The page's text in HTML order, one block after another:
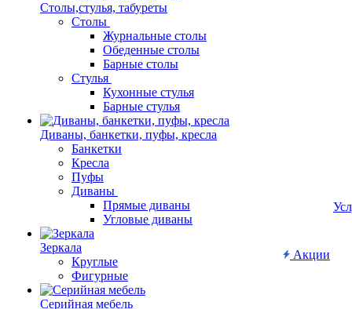
Столы,стулья, табуреты
Столы
Журнальные столы
Обеденные столы
Барные столы
Стулья
Кухонные стулья
Барные стулья
Диваны, банкетки, пуфы, кресла
Банкетки
Кресла
Пуфы
Диваны
Прямые диваны
Угловые диваны
Зеркала
Круглые
Фигурные
Серийная мебель
Акции